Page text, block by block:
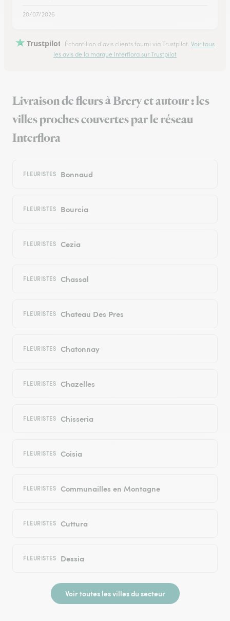
20/07/2026
Trustpilot Échantillon d'avis clients fourni via Trustpilot. Voir tous
les avis de la marque Interflora sur Trustpilot
Livraison de fleurs à Brery et autour : les
villes proches couvertes par le réseau
Interflora
FLEURISTES Bonnaud
FLEURISTES Bourcia
FLEURISTES Cezia
FLEURISTES Chassal
FLEURISTES Chateau Des Pres
FLEURISTES Chatonnay
FLEURISTES Chazelles
FLEURISTES Chisseria
FLEURISTES Coisia
FLEURISTES Communailles en Montagne
FLEURISTES Cuttura
FLEURISTES Dessia
Voir toutes les villes du secteur